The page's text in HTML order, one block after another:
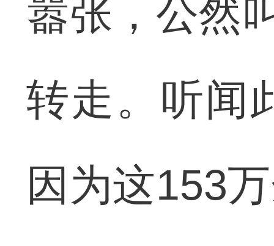
嚣张，公然
转走。听闻
因为这153